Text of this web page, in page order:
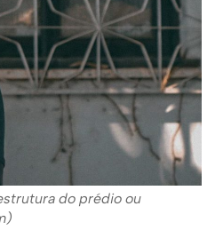
do prédio ou